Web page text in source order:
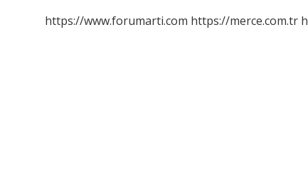
https://www.forumarti.com https://merce.com.tr